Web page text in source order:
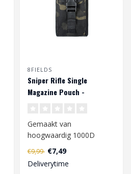
8FIELDS
Sniper Rifle Single
Magazine Pouch -
Gemaakt van
hoogwaardig 1000D
door een hoge weerstand
tege..
€9,99 €7,49
Deliverytime